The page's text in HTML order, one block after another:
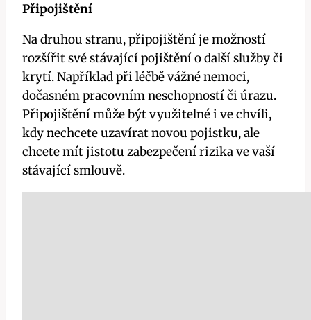
Připojištění
Na druhou stranu, připojištění je možností
rozšířit své stávající pojištění o další služby či
krytí. Například při léčbě vážné nemoci,
dočasném pracovním neschopností či úrazu.
Připojištění může být využitelné i ve chvíli,
kdy nechcete uzavírat novou pojistku, ale
chcete mít jistotu zabezpečení rizika ve vaší
stávající smlouvě.